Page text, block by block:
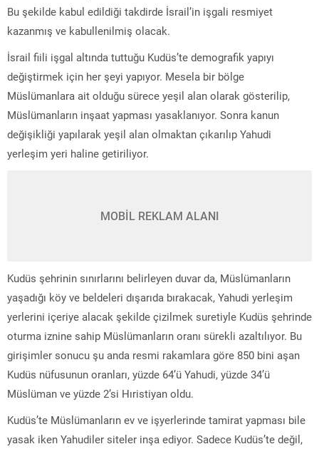
Bu şekilde kabul edildiği takdirde İsrail’in işgali resmiyet
kazanmış ve kabullenilmiş olacak.
İsrail fiili işgal altında tuttuğu Kudüs’te demografik yapıyı
değiştirmek için her şeyi yapıyor. Mesela bir bölge
Müslümanlara ait olduğu sürece yeşil alan olarak gösterilip,
Müslümanların inşaat yapması yasaklanıyor. Sonra kanun
değişikliği yapılarak yeşil alan olmaktan çıkarılıp Yahudi
yerleşim yeri haline getiriliyor.
MOBİL REKLAM ALANI
Kudüs şehrinin sınırlarını belirleyen duvar da, Müslümanların
yaşadığı köy ve beldeleri dışarıda bırakacak, Yahudi yerleşim
yerlerini içeriye alacak şekilde çizilmek suretiyle Kudüs şehrinde
oturma iznine sahip Müslümanların oranı sürekli azaltılıyor. Bu
girişimler sonucu şu anda resmi rakamlara göre 850 bini aşan
Kudüs nüfusunun oranları, yüzde 64’ü Yahudi, yüzde 34’ü
Müslüman ve yüzde 2’si Hıristiyan oldu.
Kudüs’te Müslümanların ev ve işyerlerinde tamirat yapması bile
yasak iken Yahudiler siteler inşa ediyor. Sadece Kudüs’te değil,